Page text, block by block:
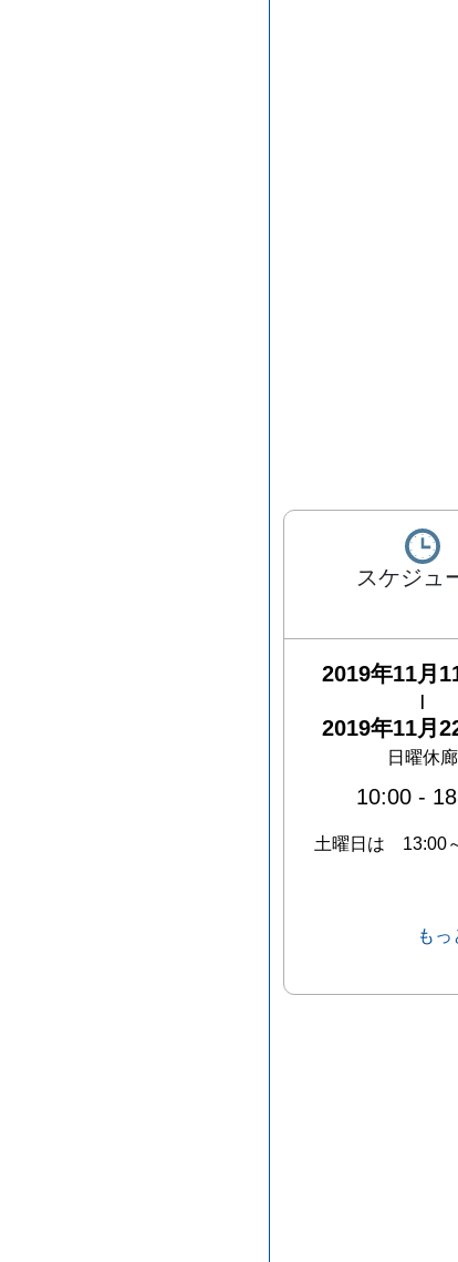
スケジュ
2019年11月
2019年11月
日曜休廊
10:00 -
土曜日は 13:00
もっ